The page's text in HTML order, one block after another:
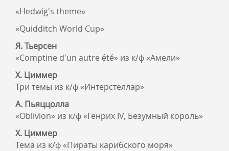
«Hedwig's theme»
«Quidditch World Cup»
Я. Тьерсен
«Comptine d'un autre été» из к/ф «Амели»
Х. Циммер
Три темы из к/ф «Интерстеллар»
А. Пьяццолла
«Oblivion» из к/ф «Генрих IV, Безумный король»
Х. Циммер
Тема из к/ф «Пираты карибского моря»